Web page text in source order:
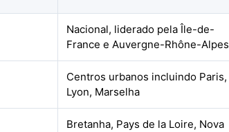
Nacional, liderado pela Île-de-
France e Auvergne-Rhône-Alpes
Centros urbanos incluindo Paris,
Lyon, Marselha
Bretanha, Pays de la Loire, Nova